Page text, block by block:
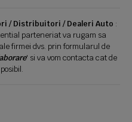
/ Distribuitori / Dealeri Auto :
parteneriat va rugam sa
firmei dvs. prin formularul de
' si va vom contacta cat de